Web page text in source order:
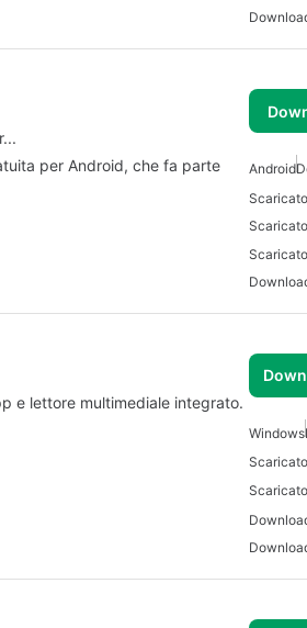
per Android, che fa parte
Android
e lettore multimediale integrato.
Windows